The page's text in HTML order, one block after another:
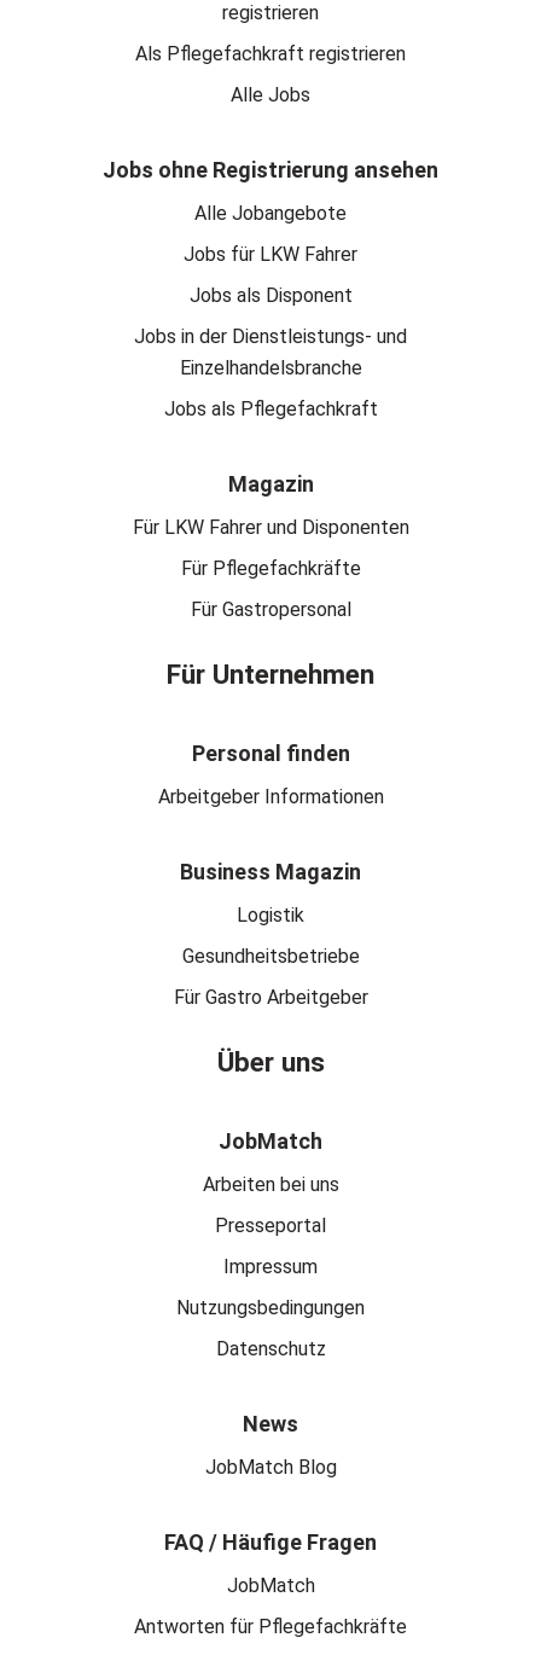
registrieren
Als Pflegefachkraft registrieren
Alle Jobs
Jobs ohne Registrierung ansehen
Alle Jobangebote
Jobs für LKW Fahrer
Jobs als Disponent
Jobs in der Dienstleistungs- und
Einzelhandelsbranche
Jobs als Pflegefachkraft
Magazin
Für LKW Fahrer und Disponenten
Für Pflegefachkräfte
Für Gastropersonal
Für Unternehmen
Personal finden
Arbeitgeber Informationen
Business Magazin
Logistik
Gesundheitsbetriebe
Für Gastro Arbeitgeber
Über uns
JobMatch
Arbeiten bei uns
Presseportal
Impressum
Nutzungsbedingungen
Datenschutz
News
JobMatch Blog
FAQ / Häufige Fragen
JobMatch
Antworten für Pflegefachkräfte